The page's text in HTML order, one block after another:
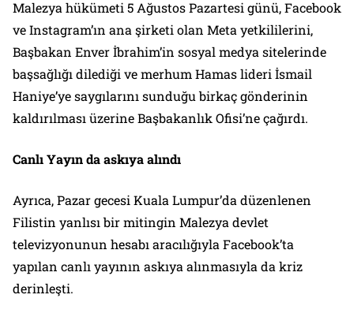
Malezya hükümeti 5 Ağustos Pazartesi günü, Facebook
ve Instagram’ın ana şirketi olan Meta yetkililerini,
Başbakan Enver İbrahim’in sosyal medya sitelerinde
başsağlığı dilediği ve merhum Hamas lideri İsmail
Haniye’ye saygılarını sunduğu birkaç gönderinin
kaldırılması üzerine Başbakanlık Ofisi’ne çağırdı.
Canlı Yayın da askıya alındı
Ayrıca, Pazar gecesi Kuala Lumpur’da düzenlenen
Filistin yanlısı bir mitingin Malezya devlet
televizyonunun hesabı aracılığıyla Facebook’ta
yapılan canlı yayının askıya alınmasıyla da kriz
derinleşti.